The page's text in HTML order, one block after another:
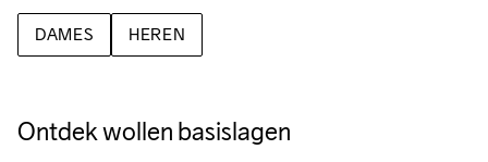
DAMES HEREN
Ontdek wollen basislagen